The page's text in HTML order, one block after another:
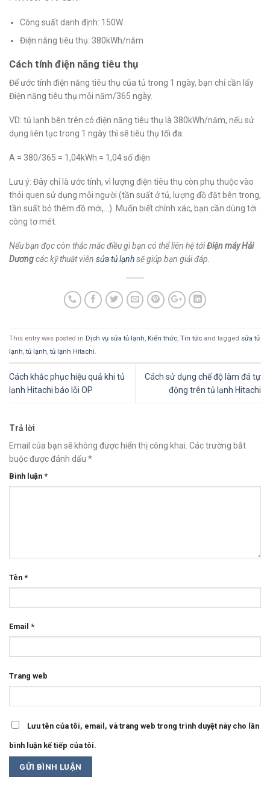
Công suất danh định: 150W
Điện năng tiêu thụ: 380kWh/năm
Cách tính điện năng tiêu thụ
Để ước tính điện năng tiêu thụ của tủ trong 1 ngày, bạn chỉ cần lấy
Điện năng tiêu thụ mỗi năm/365 ngày.
VD: tủ lạnh bên trên có điện năng tiêu thụ là 380kWh/năm, nếu sử
dụng liên tục trong 1 ngày thì sẽ tiêu thụ tối đa:
A = 380/365 = 1,04kWh = 1,04 số điện
Lưu ý: Đây chỉ là ước tính, vì lượng điện tiêu thụ còn phụ thuộc vào
thói quen sử dụng mỗi người (tần suất ở tủ, lượng đồ đặt bên trong,
tần suất bỏ thêm đồ mới,…). Muốn biết chính xác, bạn cần dùng tới
công tơ mét.
Nếu bạn đọc còn thắc măc điều gì bạn có thể liên hệ tớiĐiện máy Hải
Dươngcác kỹ thuật viên sửa tủ lạnhsẽ giúp bạn giải đáp.
This entry was posted in Dịch vụ sửa tủ lạnh, Kiến thức, Tin tức and tagged sửa tủ
lạnh,tủ lạnh,tủ lạnh Hitachi.
Cách khắc phục hiệu quả khi tủ
lạnh Hitachi báo lỗi OP
Cách sử dụng chế độ làm đá tự
động trên tủ lạnh Hitachi
Trả lời
Email của bạn sẽ không được hiển thị công khai. Các trường bắt
buộc được đánh dấu *
Bình luận *
Tên *
Email *
Trang web
Lưu tên của tôi, email, và trang web trong trình duyệt này cho lần
bình luận kế tiếp của tôi.